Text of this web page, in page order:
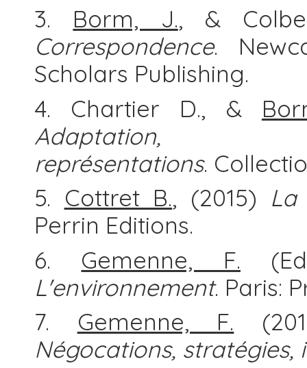
3. Borm, J., &
Correspondence.
Scholars Publishing.
4. Chartier D., &
Adaptation,
représentations.
5. Cottret B., (2015) La
Perrin Editions.
6. Gemenne, F.
L'environnement. Paris:
7. Gemenne, F.
Négocations, stratégies,